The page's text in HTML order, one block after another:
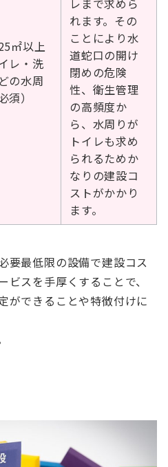
㎡以上
レ・洗
の水周
須）
レまで求めら
れます。その
ことにより水
道蛇口の開け
閉めの危険
性、衛生管理
の高頻度か
ら、水周りが
トイレも求め
られるためか
なりの建設コ
ストがかかり
ます。
要最低限の設備で建設コス
ビスを手厚くすることで、
ができることや特徴付けに